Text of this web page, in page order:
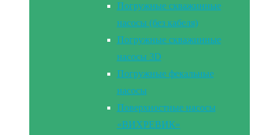
Погружные скважинные
насосы (без кабеля)
Погружные скважинные
насосы 3D
Погружные фекальные
насосы
Поверхностные насосы
«ВИХРЕВИК»